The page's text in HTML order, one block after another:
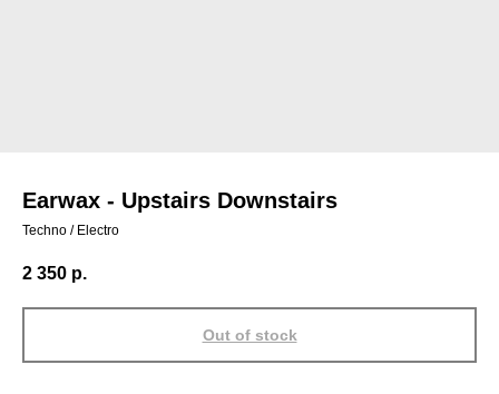
Earwax - Upstairs Downstairs
Techno / Electro
2 350 р.
Out of stock